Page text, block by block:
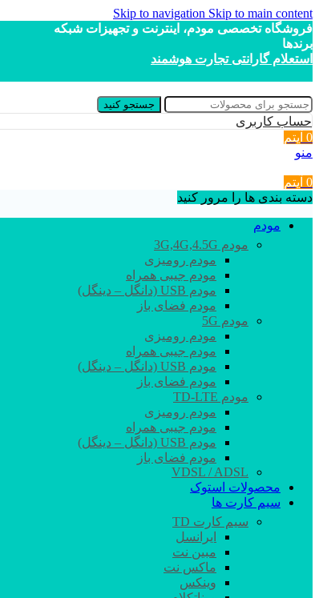
Skip to navigation Skip to main content
فروشگاه تخصصی مودم، اینترنت و تجهیزات شبکه
برندها
استعلام گارانتی تجارت هوشمند
جستجو کنید
حساب کاربری
0 آیتم
منو
0 آیتم
دسته بندی ها را مرور کنید
مودم
مودم 3G,4G,4.5G
مودم رومیزی
مودم جیبی همراه
مودم USB (دانگل – دینگل)
مودم فضای باز
مودم 5G
مودم رومیزی
مودم جیبی همراه
مودم USB (دانگل – دینگل)
مودم فضای باز
مودم TD-LTE
مودم رومیزی
مودم جیبی همراه
مودم USB (دانگل – دینگل)
مودم فضای باز
VDSL / ADSL
محصولات استوک
سیم کارت ها
سیم کارت TD
ایرانسل
مبین نت
ماکس نت
وینکس